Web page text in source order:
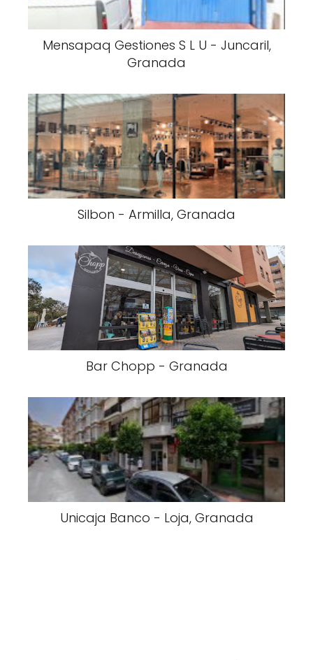
Mensapaq Gestiones S L U - Juncaril,
Granada
Silbon - Armilla, Granada
Bar Chopp - Granada
Unicaja Banco - Loja, Granada